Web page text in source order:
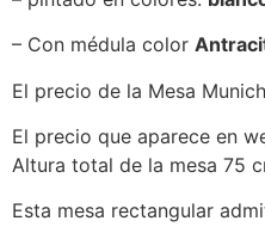
– Con médula color
El precio de la Mesa
El precio que aparece en
Altura total de la mesa 75
Esta mesa rectangular